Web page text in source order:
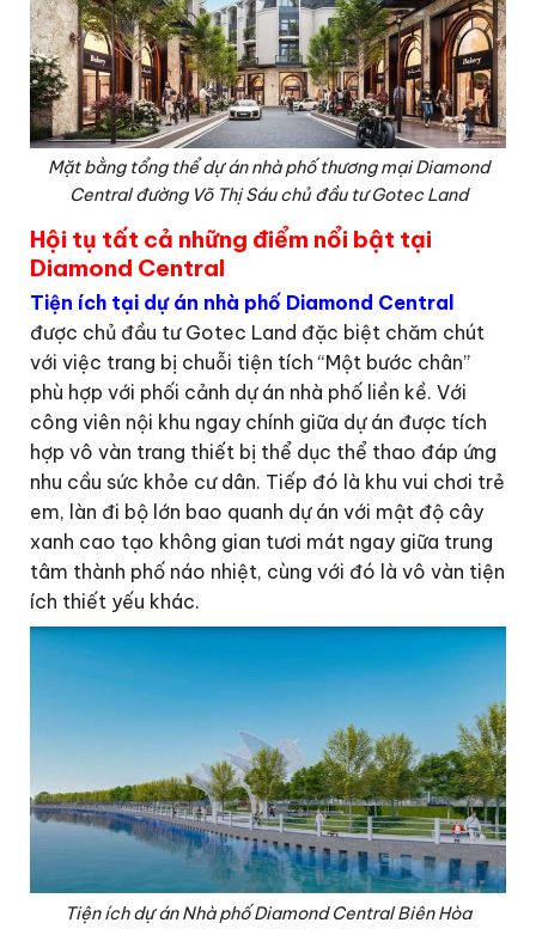
Mặt bằng tổng thể dự án nhà phố thương mại Diamond
Central đường Võ Thị Sáu chủ đầu tư Gotec Land
Hội tụ tất cả những điểm nổi bật tại
Diamond Central
Tiện ích tại dự án nhà phố Diamond Central
được chủ đầu tư Gotec Land đặc biệt chăm chút
với việc trang bị chuỗi tiện tích “Một bước chân”
phù hợp với phối cảnh dự án nhà phố liền kề. Với
công viên nội khu ngay chính giữa dự án được tích
hợp vô vàn trang thiết bị thể dục thể thao đáp ứng
nhu cầu sức khỏe cư dân. Tiếp đó là khu vui chơi trẻ
em, làn đi bộ lớn bao quanh dự án với mật độ cây
xanh cao tạo không gian tươi mát ngay giữa trung
tâm thành phố náo nhiệt, cùng với đó là vô vàn tiện
ích thiết yếu khác.
Tiện ích dự án Nhà phố Diamond Central Biên Hòa